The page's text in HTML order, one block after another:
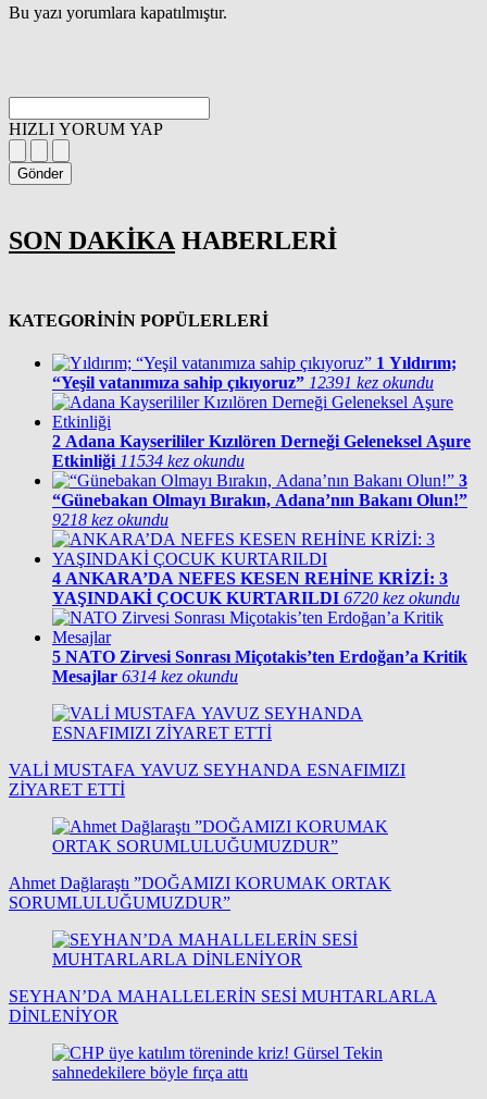
Bu yazı yorumlara kapatılmıştır.
HIZLI YORUM YAP
Gönder
SON DAKİKA HABERLERİ
KATEGORİNİN POPÜLERLERİ
1 Yıldırım;
“Yeşil vatanımıza sahip çıkıyoruz” 12391 kez okundu
2 Adana Kayserililer Kızılören Derneği Geleneksel Aşure
Etkinliği 11534 kez okundu
3
“Günebakan Olmayı Bırakın, Adana’nın Bakanı Olun!”
9218 kez okundu
4 ANKARA’DA NEFES KESEN REHİNE KRİZİ: 3
YAŞINDAKİ ÇOCUK KURTARILDI 6720 kez okundu
5 NATO Zirvesi Sonrası Miçotakis’ten Erdoğan’a Kritik
Mesajlar 6314 kez okundu
VALİ MUSTAFA YAVUZ SEYHANDA ESNAFIMIZI
ZİYARET ETTİ
Ahmet Dağlaraştı ”DOĞAMIZI KORUMAK ORTAK
SORUMLULUĞUMUZDUR”
SEYHAN’DA MAHALLELERİN SESİ MUHTARLARLA
DİNLENİYOR